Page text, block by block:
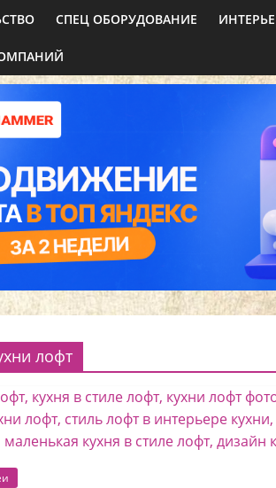
СПЕЦ ОБОРУДОВАНИЕ
лофт